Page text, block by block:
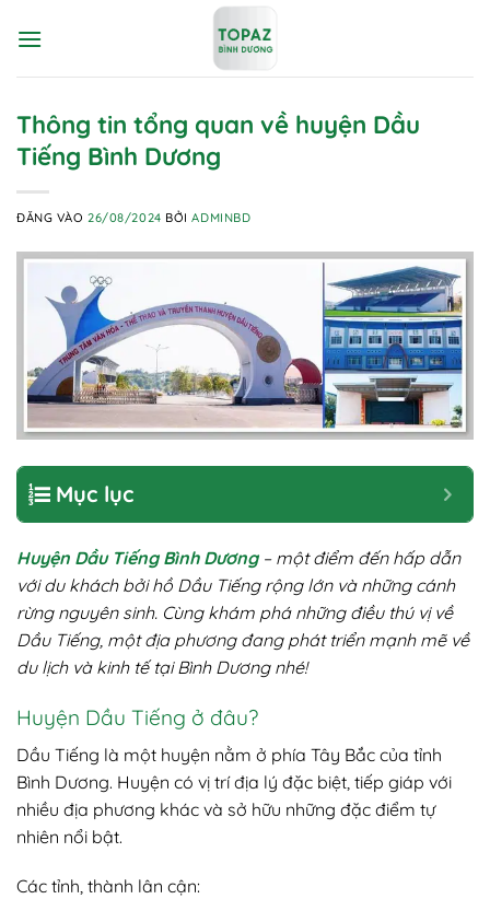
qua
Thông tin tổng quan về huyện Dầu
Tiếng Bình Dương
ĐĂNG VÀO26/08/2024 BỞIADMINBD
Mục lục
Huyện Dầu Tiếng Bình Dương– một điểm đến hấp dẫn
với du khách bởi hồ Dầu Tiếng rộng lớn và những cánh
rừng nguyên sinh. Cùng khám phá những điều thú vị về
Dầu Tiếng, một địa phương đang phát triển mạnh mẽ về
du lịch và kinh tế tại Bình Dương nhé!
Huyện Dầu Tiếng ở đâu?
Dầu Tiếng là một huyện nằm ở phía Tây Bắc của tỉnh
Bình Dương. Huyện có vị trí địa lý đặc biệt, tiếp giáp với
nhiều địa phương khác và sở hữu những đặc điểm tự
nhiên nổi bật.
Các tỉnh, thành lân cận: